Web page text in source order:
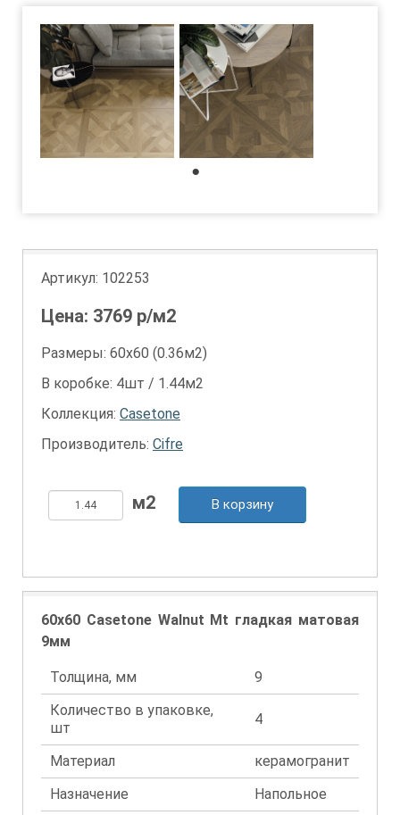
Артикул: 102253
Цена: 3769 р/м2
Размеры: 60х60 (0.36м2)
В коробке: 4шт / 1.44м2
Коллекция: Casetone
Производитель: Cifre
В корзину
60x60 Casetone Walnut Mt гладкая матовая
9мм
Толщина, мм
9
Количество в упаковке,
шт
4
Материал
керамогранит
Назначение
Напольное